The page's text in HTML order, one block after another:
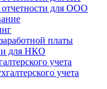
отчетности для ООО
платы
для НКО
учета
учета